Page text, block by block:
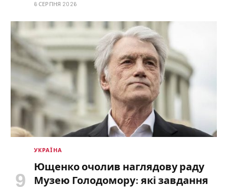
6 СЕРПНЯ 2026
УКРАЇНА
Ющенко очолив наглядову раду
Музею Голодомору: які завдання